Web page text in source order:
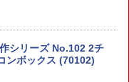
シリーズ No.102 2チ
ンボックス (70102)